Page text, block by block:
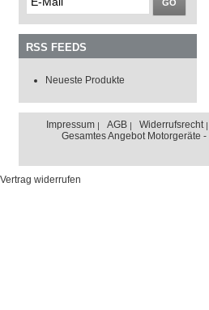
GO
RSS FEEDS
Neueste Produkte
Impressum AGB Widerrufsrecht
Gesamtes Angebot Motorgeräte
Vertrag widerrufen